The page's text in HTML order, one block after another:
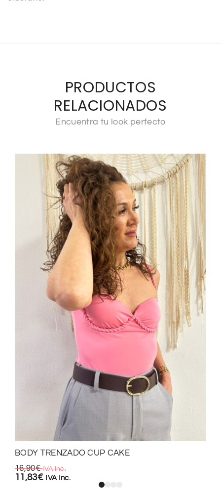
:
PRODUCTOS
RELACIONADOS
Encuentra tu look perfecto
BODY TRENZADO CUP CAKE
16,90€ IVA Inc.
11,83€ IVA Inc.